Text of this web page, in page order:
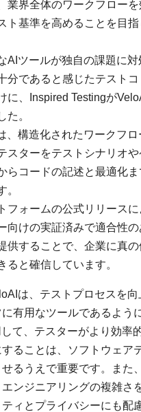
業界全体のワークフロー
ト基準を高めることを目
AIツールが独自の課題に対
分であると感じたテストコ
に、Inspired Testingが
た。
、構造化されたワークフロ
スターをテストシナリオや
らコードの記述と最適化ま
。
フォームの公式リリースに
向けの実証済みで適合性の
供することで、企業に真の
ると確信しています。
は、テストプロセスを向
有用なツールであるよう
て、テスターがより効率
ることは、ソフトウェア
るうえで重要です。また
ンジニアリングの複雑さ
ティとプライバシーにも配